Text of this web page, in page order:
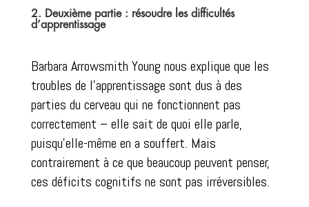
2. Deuxième partie : résoudre les difficultés
d’apprentissage
Barbara Arrowsmith Young nous explique que les
troubles de l’apprentissage sont dus à des
parties du cerveau qui ne fonctionnent pas
correctement – elle sait de quoi elle parle,
puisqu’elle-même en a souffert. Mais
contrairement à ce que beaucoup peuvent penser,
ces déficits cognitifs ne sont pas irréversibles.